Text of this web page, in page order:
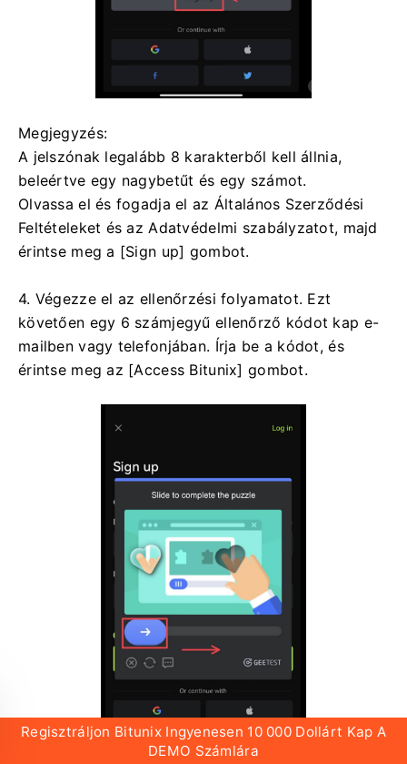
Megjegyzés:
A jelszónak legalább 8 karakterből kell állnia,
beleértve egy nagybetűt és egy számot.
Olvassa el és fogadja el az Általános Szerződési
Feltételeket és az Adatvédelmi szabályzatot, majd
érintse meg a [Sign up] gombot.
4. Végezze el az ellenőrzési folyamatot. Ezt
követően egy 6 számjegyű ellenőrző kódot kap e-
mailben vagy telefonjában. Írja be a kódot, és
érintse meg az [Access Bitunix] gombot.
Regisztráljon Bitunix Ingyenesen 10 000 Dollárt Kap A
DEMO Számlára